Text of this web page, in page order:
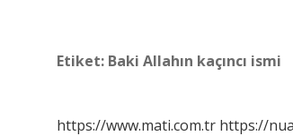
Etiket: Baki Allahın kaçıncı ismi
https://www.mati.com.tr https://